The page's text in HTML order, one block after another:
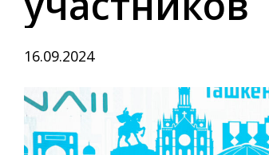
16.09.2024